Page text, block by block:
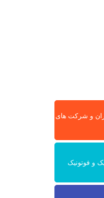
و شرکت های
و فوتونیک